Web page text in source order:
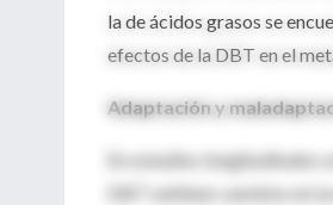
la de ácidos grasos se
efectos de la DBT en el
Adaptación y
En estudios
DBT exhiben cambios en